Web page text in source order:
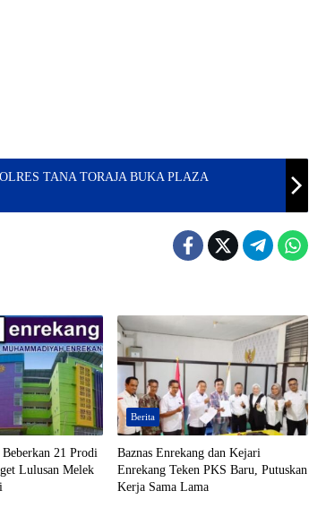
TANA TORAJA BUKA PLAZA
21 Prodi
Lulusan Melek
Berita
Baznas Enrekang dan Kejari
Enrekang Teken PKS Baru, Putuskan
Kerja Sama Lama